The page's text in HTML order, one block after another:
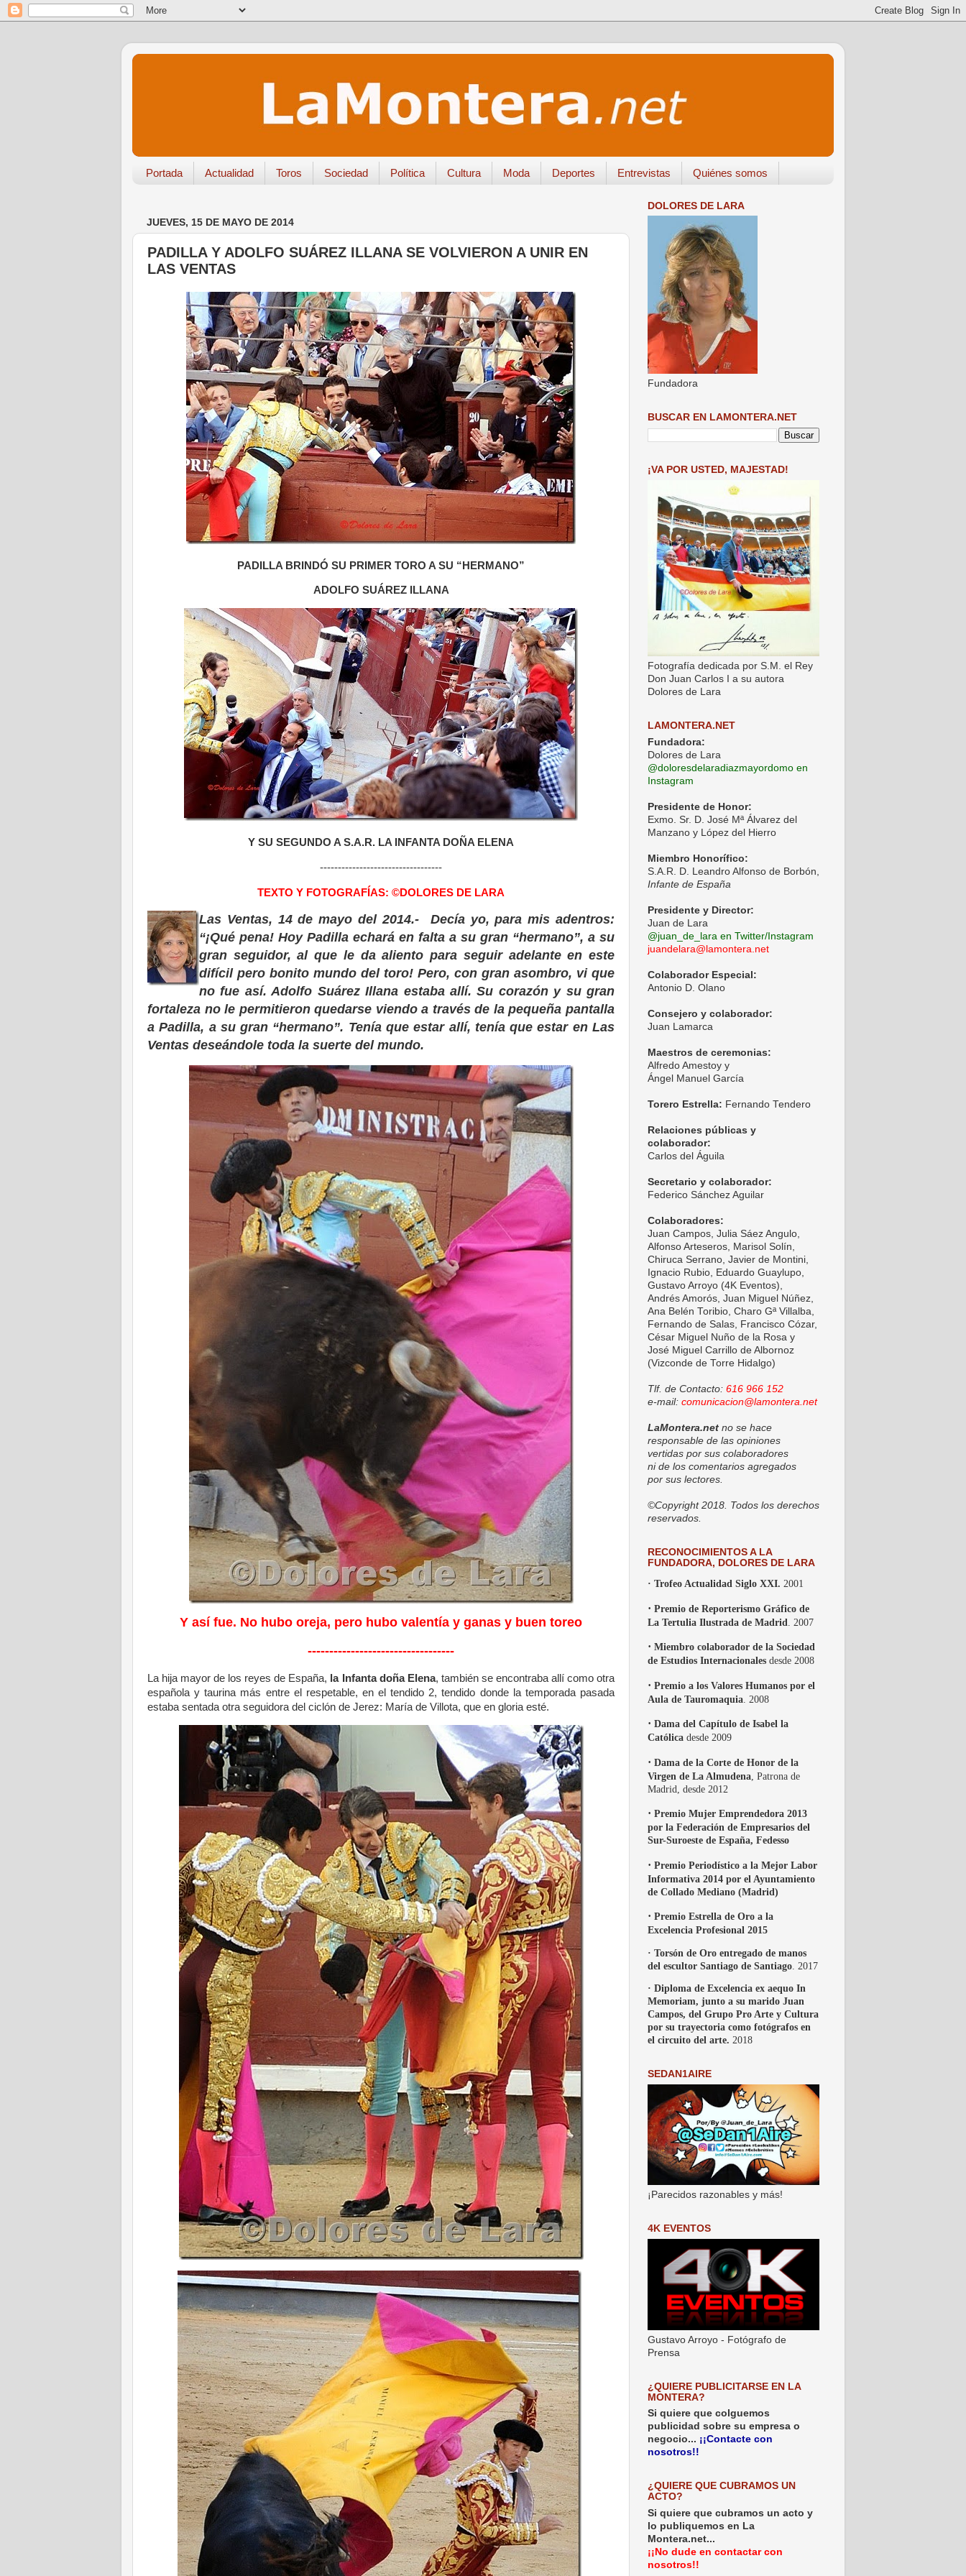
Portada Actualidad Toros Sociedad Política Cultura Moda Deportes Entrevistas Quiénes somos
JUEVES, 15 DE MAYO DE 2014
PADILLA Y ADOLFO SUÁREZ ILLANA SE VOLVIERON A UNIR EN
LAS VENTAS
PADILLA BRINDÓ SU PRIMER TORO A SU “HERMANO”
ADOLFO SUÁREZ ILLANA
Y SU SEGUNDO A S.A.R. LA INFANTA DOÑA ELENA
----------------------------------
TEXTO Y FOTOGRAFÍAS: ©DOLORES DE LARA
Las Ventas, 14 de mayo del 2014.- Decía yo, para mis adentros:
“¡Qué pena! Hoy Padilla echará en falta a su gran “hermano”, a su
gran seguidor, al que le da aliento para seguir adelante en este
difícil pero bonito mundo del toro! Pero, con gran asombro, vi que
no fue así. Adolfo Suárez Illana estaba allí. Su corazón y su gran
fortaleza no le permitieron quedarse viendo a través de la pequeña pantalla
a Padilla, a su gran “hermano”. Tenía que estar allí, tenía que estar en Las
Ventas deseándole toda la suerte del mundo.
Y así fue. No hubo oreja, pero hubo valentía y ganas y buen toreo
----------------------------------
La hija mayor de los reyes de España, la Infanta doña Elena, también se encontraba allí como otra
española y taurina más entre el respetable, en el tendido 2, tendido donde la temporada pasada
estaba sentada otra seguidora del ciclón de Jerez: María de Villota, que en gloria esté.
DOLORES DE LARA
Fundadora
BUSCAR EN LAMONTERA.NET
¡VA POR USTED, MAJESTAD!
Fotografía dedicada por S.M. el Rey
Don Juan Carlos I a su autora
Dolores de Lara
LAMONTERA.NET
Fundadora:
Dolores de Lara
@doloresdelaradiazmayordomo en
Instagram
Presidente de Honor:
Exmo. Sr. D. José Mª Álvarez del
Manzano y López del Hierro
Miembro Honorífico:
S.A.R. D. Leandro Alfonso de Borbón,
Infante de España
Presidente y Director:
Juan de Lara
@juan_de_lara en Twitter/Instagram
juandelara@lamontera.net
Colaborador Especial:
Antonio D. Olano
Consejero y colaborador:
Juan Lamarca
Maestros de ceremonias:
Alfredo Amestoy y
Ángel Manuel García
Torero Estrella: Fernando Tendero
Relaciones públicas y
colaborador:
Carlos del Águila
Secretario y colaborador:
Federico Sánchez Aguilar
Colaboradores:
Juan Campos, Julia Sáez Angulo,
Alfonso Arteseros, Marisol Solín,
Chiruca Serrano, Javier de Montini,
Ignacio Rubio, Eduardo Guaylupo,
Gustavo Arroyo (4K Eventos),
Andrés Amorós, Juan Miguel Núñez,
Ana Belén Toribio, Charo Gª Villalba,
Fernando de Salas, Francisco Cózar,
César Miguel Nuño de la Rosa y
José Miguel Carrillo de Albornoz
(Vizconde de Torre Hidalgo)
Tlf. de Contacto: 616 966 152
e-mail: comunicacion@lamontera.net
LaMontera.net no se hace
responsable de las opiniones
vertidas por sus colaboradores
ni de los comentarios agregados
por sus lectores.
©Copyright 2018. Todos los derechos
reservados.
RECONOCIMIENTOS A LA
FUNDADORA, DOLORES DE LARA
· Trofeo Actualidad Siglo XXI. 2001
· Premio de Reporterismo Gráfico de
La Tertulia Ilustrada de Madrid . 2007
· Miembro colaborador de la Sociedad
de Estudios Internacionales desde 2008
· Premio a los Valores Humanos por el
Aula de Tauromaquia . 2008
· Dama del Capítulo de Isabel la
Católica desde 2009
· Dama de la Corte de Honor de la
Virgen de La Almudena , Patrona de
Madrid, desde 2012
· Premio Mujer Emprendedora 2013
por la Federación de Empresarios del
Sur-Suroeste de España, Fedesso
· Premio Periodístico a la Mejor Labor
Informativa 2014 por el Ayuntamiento
de Collado Mediano (Madrid)
· Premio Estrella de Oro a la
Excelencia Profesional 2015
· Torsón de Oro entregado de manos
del escultor Santiago de Santiago . 2017
· Diploma de Excelencia ex aequo In
Memoriam, junto a su marido Juan
Campos, del Grupo Pro Arte y Cultura
por su trayectoria como fotógrafos en
el circuito del arte. 2018
SEDAN1AIRE
¡Parecidos razonables y más!
4K EVENTOS
Gustavo Arroyo - Fotógrafo de
Prensa
¿QUIERE PUBLICITARSE EN LA
MONTERA?
Si quiere que colguemos
publicidad sobre su empresa o
negocio... ¡¡Contacte con
nosotros!!
¿QUIERE QUE CUBRAMOS UN
ACTO?
Si quiere que cubramos un acto y
lo publiquemos en La
Montera.net...
¡¡No dude en contactar con
nosotros!!